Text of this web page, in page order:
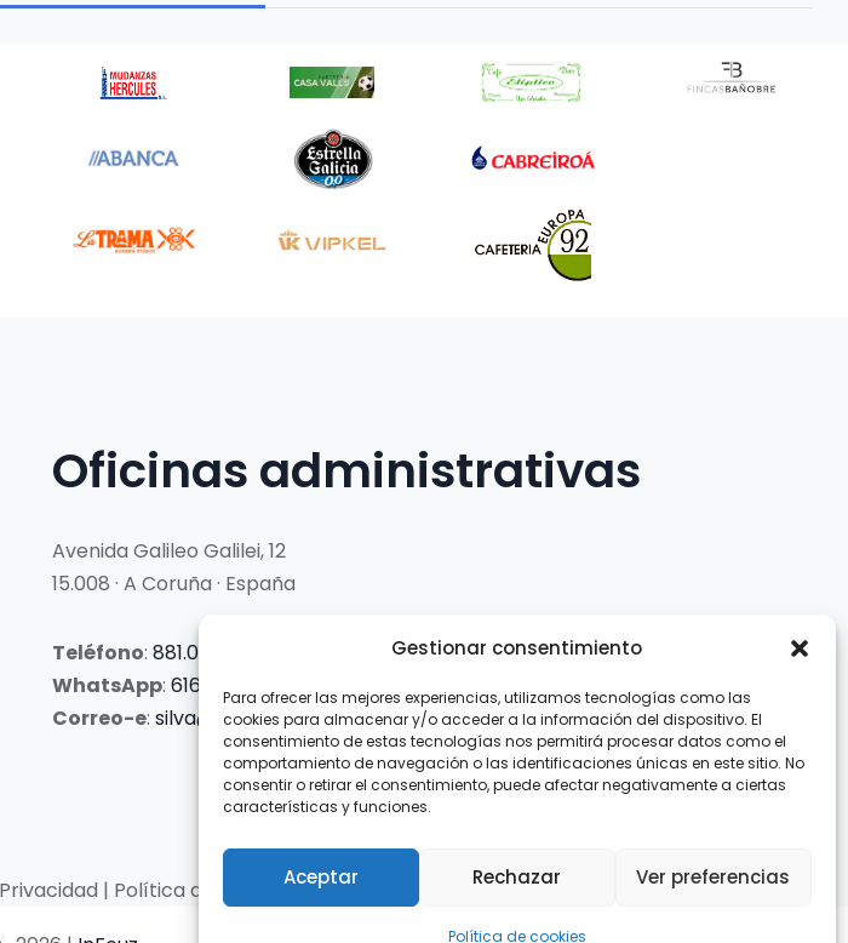
Gestionar consentimiento
Para ofrecer las mejores experiencias, utilizamos tecnologías como las
cookies para almacenar y/o acceder a la información del dispositivo. El
consentimiento de estas tecnologías nos permitirá procesar datos como el
comportamiento de navegación o las identificaciones únicas en este sitio. No
consentir o retirar el consentimiento, puede afectar negativamente a ciertas
características y funciones.
Aceptar Rechazar Ver preferencias
Política de cookies
Oficinas administrativas
Avenida Galileo Galilei, 12
15.008 · A Coruña · España
Teléfono: 881.069.303
WhatsApp: 616.897.466
Correo-e: silva@clubsilva.com
| Política de Cookies